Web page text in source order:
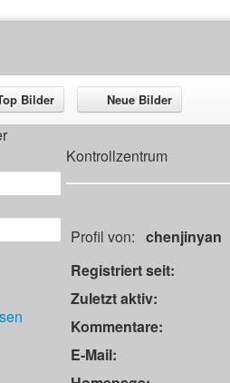
Bilder Neue Bilder
Kontrollzentrum
Profil von: chenjinyan
Registriert seit:
Zuletzt aktiv:
Kommentare:
E-Mail: